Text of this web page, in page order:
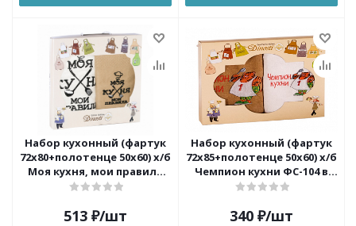
Набор кухонный (фартук
72х80+полотенце 50х60) х/б
Моя кухня, мои правила
ФС-21 в коробке Dinosti
513 ₽/шт
Набор кухонный (фартук
72х85+полотенце 50х60) х/б
Чемпион кухни ФС-104 в
коробке Dinosti
340 ₽/шт